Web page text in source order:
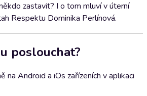
zastavit? I o tom mluví v úterní
Respektu Dominika Perlínová.
poslouchat?
na Android a iOs zařízeních v aplikaci